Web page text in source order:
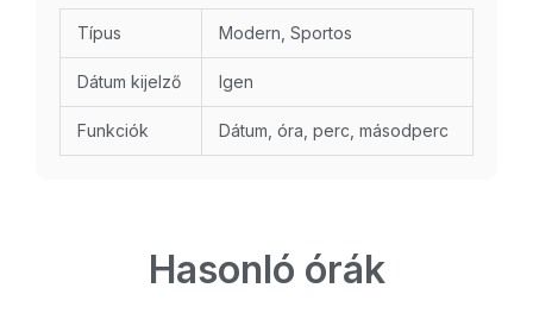
Típus Modern, Sportos
Dátum kijelző Igen
Funkciók Dátum, óra, perc, másodperc
Hasonló órák